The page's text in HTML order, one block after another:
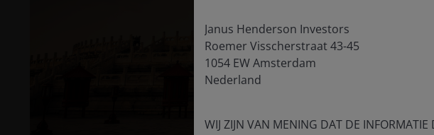
Janus Henderson Investors
Roemer Visscherstraat 43-45
1054 EW Amsterdam
Nederland
WIJ ZIJN VAN MENING DAT DE INFORMATIE